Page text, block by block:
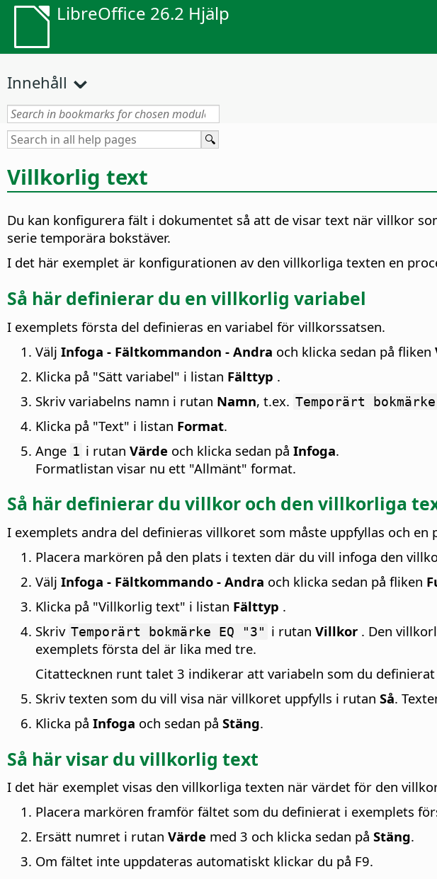
LibreOffice 26.2 Hjälp
Innehåll
Villkorlig text
Du kan konfigurera fält i dokumentet så att de visar text när villkor
serie temporära bokstäver.
I det här exemplet är konfigurationen av den villkorliga texten en
Så här definierar du en villkorlig variabel
I exemplets första del definieras en variabel för villkorssatsen.
Välj Infoga - Fältkommandon - Andra och klicka sedan på fliken
Klicka på "Sätt variabel" i listan Fälttyp .
Skriv variabelns namn i rutan Namn, t.ex. Temporärt bokmärke
Klicka på "Text" i listan Format.
Ange 1 i rutan Värde och klicka sedan på Infoga.
Formatlistan visar nu ett "Allmänt" format.
Så här definierar du villkor och den villkorliga
I exemplets andra del definieras villkoret som måste uppfyllas och
Placera markören på den plats i texten där du vill infoga den
Välj Infoga - Fältkommando - Andra och klicka sedan på fliken
Klicka på "Villkorlig text" i listan Fälttyp .
Skriv Temporärt bokmärke EQ "3" i rutan Villkor . Den
exemplets första del är lika med tre.
Citattecknen runt talet 3 indikerar att variabeln som du
Skriv texten som du vill visa när villkoret uppfylls i rutan Så.
Klicka på Infoga och sedan på Stäng.
Så här visar du villkorlig text
I det här exemplet visas den villkorliga texten när värdet för den
Placera markören framför fältet som du definierat i exemplets
Ersätt numret i rutan Värde med 3 och klicka sedan på Stäng.
Om fältet inte uppdateras automatiskt klickar du på F9.